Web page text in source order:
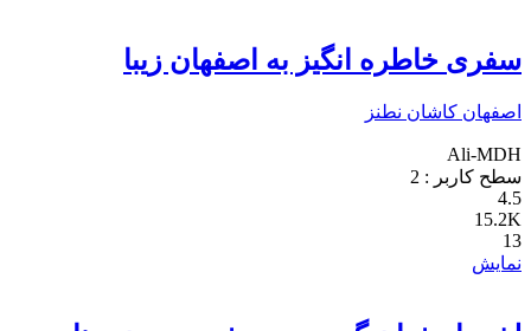
سفری خاطره انگیز به اصفهان زیبا
اصفهان کاشان نطنز
Ali-MDH
سطح کاربر : 2
4.5
15.2K
13
نمایش